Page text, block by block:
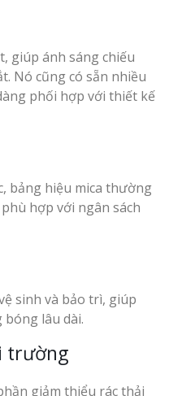
giúp ánh sáng chiếu
Nó cũng có sẵn nhiều
phối hợp với thiết kế
bảng hiệu mica thường
hợp với ngân sách
sinh và bảo trì, giúp
bóng lâu dài.
trường
giảm thiểu rác thải